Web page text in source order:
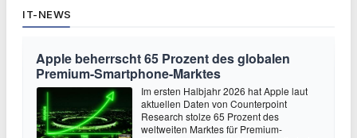
IT-NEWS
Apple beherrscht 65 Prozent des globalen
Premium-Smartphone-Marktes
Im ersten Halbjahr 2026 hat Apple laut
aktuellen Daten von Counterpoint
Research stolze 65 Prozent des
weltweiten Marktes für Premium-